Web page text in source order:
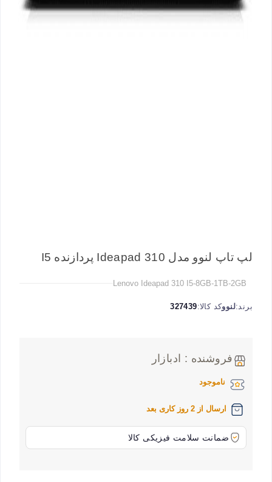
لپ تاپ لنوو مدل Ideapad 310 پردازنده I5
Lenovo Ideapad 310 I5-8GB-1TB-2GB
برند:لنووکد کالا:327439
فروشنده : ادبازار
ناموجود
ارسال از 2 روز کاری بعد
ضمانت سلامت فیزیکی کالا